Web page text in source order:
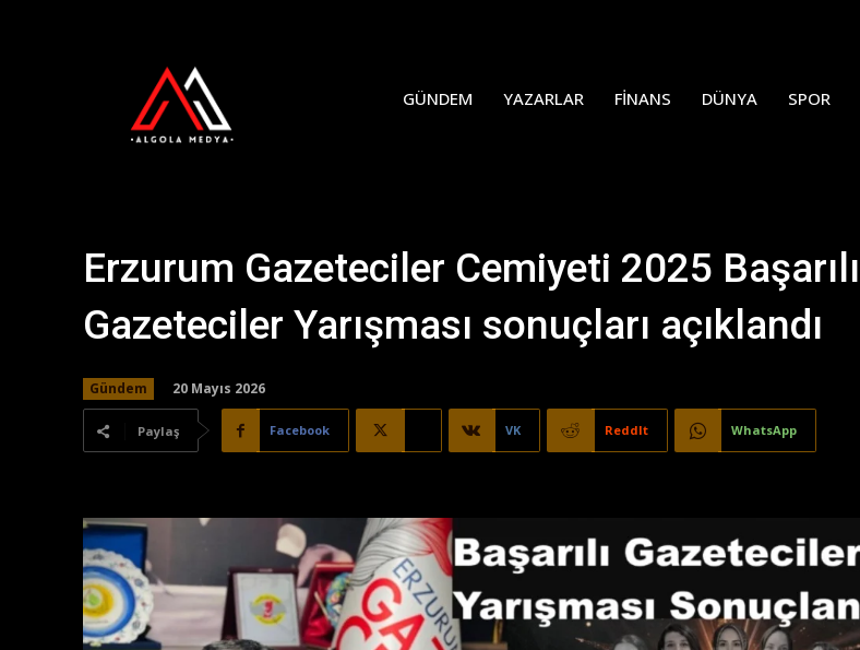
GÜNDEM YAZARLAR FINANS DÜNYA SPOR
Erzurum Gazeteciler Cemiyeti 2025 Başarılı
Gazeteciler Yarışması sonuçları açıklandı
Gündem 20 Mayıs 2026
Paylaş Facebook VK ReddIt WhatsApp